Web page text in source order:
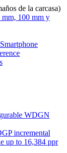
de la carcasa)
mm, 100 mm y
up to 16,384 ppr